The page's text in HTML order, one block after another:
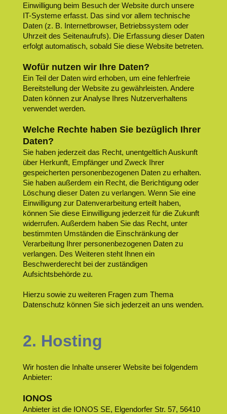
Einwilligung beim Besuch der Website durch unsere
IT-Systeme erfasst. Das sind vor allem technische
Daten (z. B. Internetbrowser, Betriebssystem oder
Uhrzeit des Seitenaufrufs). Die Erfassung dieser Daten
erfolgt automatisch, sobald Sie diese Website betreten.
Wofür nutzen wir Ihre Daten?
Ein Teil der Daten wird erhoben, um eine fehlerfreie
Bereitstellung der Website zu gewährleisten. Andere
Daten können zur Analyse Ihres Nutzerverhaltens
verwendet werden.
Welche Rechte haben Sie bezüglich Ihrer
Daten?
Sie haben jederzeit das Recht, unentgeltlich Auskunft
über Herkunft, Empfänger und Zweck Ihrer
gespeicherten personenbezogenen Daten zu erhalten.
Sie haben außerdem ein Recht, die Berichtigung oder
Löschung dieser Daten zu verlangen. Wenn Sie eine
Einwilligung zur Datenverarbeitung erteilt haben,
können Sie diese Einwilligung jederzeit für die Zukunft
widerrufen. Außerdem haben Sie das Recht, unter
bestimmten Umständen die Einschränkung der
Verarbeitung Ihrer personenbezogenen Daten zu
verlangen. Des Weiteren steht Ihnen ein
Beschwerderecht bei der zuständigen
Aufsichtsbehörde zu.
Hierzu sowie zu weiteren Fragen zum Thema
Datenschutz können Sie sich jederzeit an uns wenden.
2. Hosting
Wir hosten die Inhalte unserer Website bei folgendem
Anbieter:
IONOS
Anbieter ist die IONOS SE, Elgendorfer Str. 57, 56410